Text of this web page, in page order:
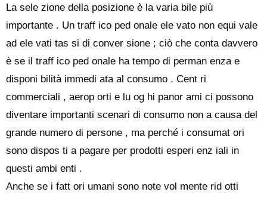
La sele zione della posizione è la varia bile più
importante . Un traff ico ped onale ele vato non equi vale
ad ele vati tas si di conver sione ; ciò che conta davvero
è se il traff ico ped onale ha tempo di perman enza e
disponi bilità immedi ata al consumo . Cent ri
commerciali , aerop orti e lu og hi panor ami ci possono
diventare importanti scenari di consumo non a causa del
grande numero di persone , ma perché i consumat ori
sono dispos ti a pagare per prodotti esperi enz iali in
questi ambi enti .
Anche se i fatt ori umani sono note vol mente rid otti